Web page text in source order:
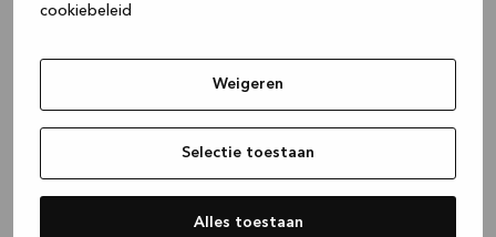
cookiebeleid
Weigeren
Selectie toestaan
Alles toestaan
(see the browser console for more
information).